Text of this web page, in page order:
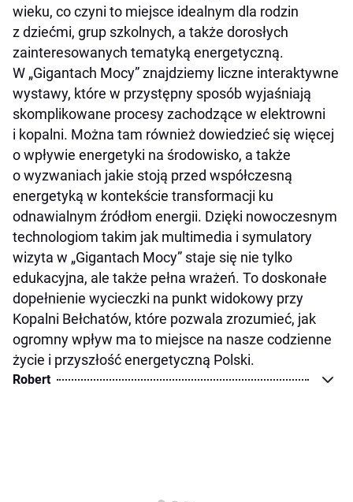
wieku, co czyni to miejsce idealnym dla rodzin
z dziećmi, grup szkolnych, a także dorosłych
zainteresowanych tematyką energetyczną.
W „Gigantach Mocy” znajdziemy liczne interaktywne
wystawy, które w przystępny sposób wyjaśniają
skomplikowane procesy zachodzące w elektrowni
i kopalni. Można tam również dowiedzieć się więcej
o wpływie energetyki na środowisko, a także
o wyzwaniach jakie stoją przed współczesną
energetyką w kontekście transformacji ku
odnawialnym źródłom energii. Dzięki nowoczesnym
technologiom takim jak multimedia i symulatory
wizyta w „Gigantach Mocy” staje się nie tylko
edukacyjna, ale także pełna wrażeń. To doskonałe
dopełnienie wycieczki na punkt widokowy przy
Kopalni Bełchatów, które pozwala zrozumieć, jak
ogromny wpływ ma to miejsce na nasze codzienne
życie i przyszłość energetyczną Polski.
Robert